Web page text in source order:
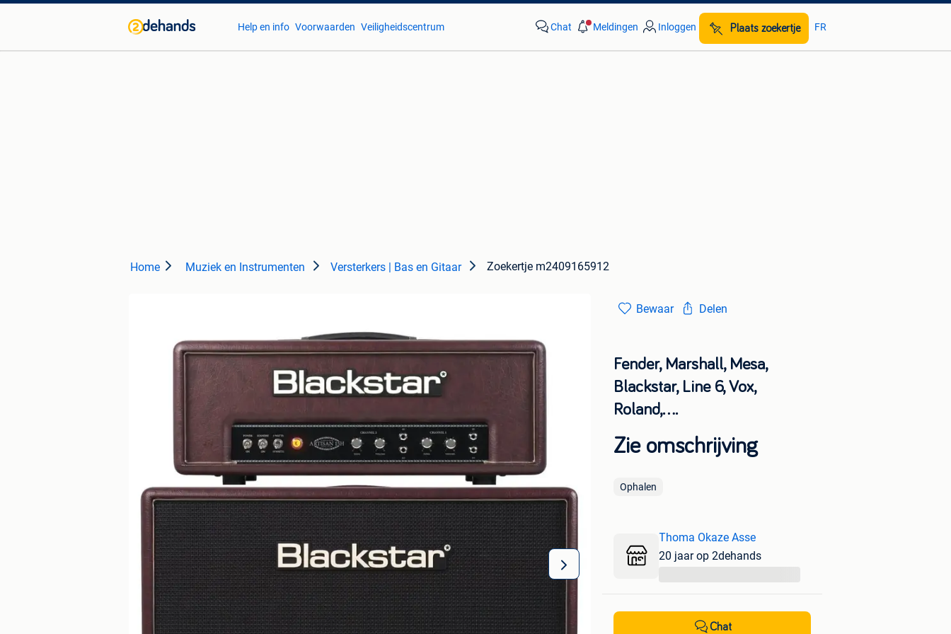
Help en info Voorwaarden Veiligheidscentrum Chat Meldingen Inloggen Plaats zoekertje FR
Home Muziek en Instrumenten Versterkers | Bas en Gitaar Zoekertje m2409165912
Bewaar Delen
Fender, Marshall, Mesa,
Blackstar, Line 6, Vox,
Roland,....
Zie omschrijving
Ophalen
Thoma Okaze Asse
20 jaar op 2dehands
Chat